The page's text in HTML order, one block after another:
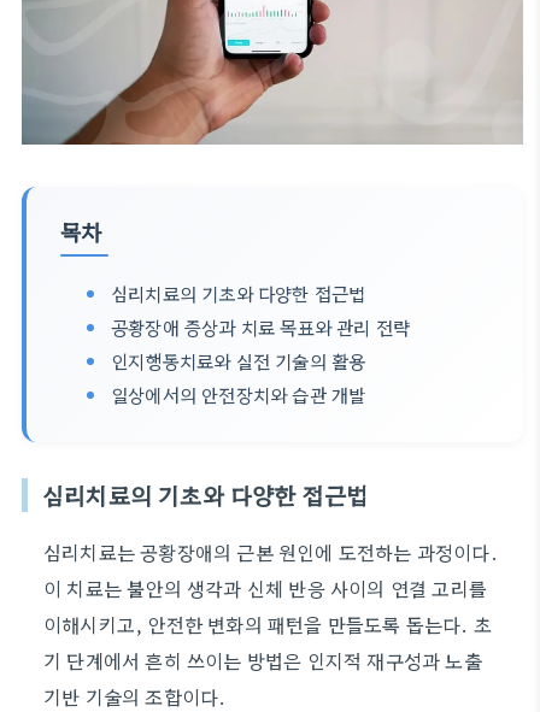
목차
심리치료의 기초와 다양한 접근법
공황장애 증상과 치료 목표와 관리 전략
인지행동치료와 실전 기술의 활용
일상에서의 안전장치와 습관 개발
심리치료의 기초와 다양한 접근법
심리치료는 공황장애의 근본 원인에 도전하는 과정이다.
이 치료는 불안의 생각과 신체 반응 사이의 연결 고리를
이해시키고, 안전한 변화의 패턴을 만들도록 돕는다. 초
기 단계에서 흔히 쓰이는 방법은 인지적 재구성과 노출
기반 기술의 조합이다.